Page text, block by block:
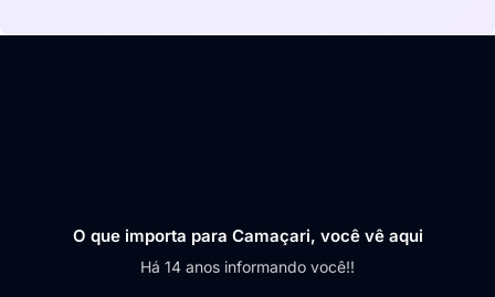
O que importa para Camaçari, você vê aqui
Há 14 anos informando você!!